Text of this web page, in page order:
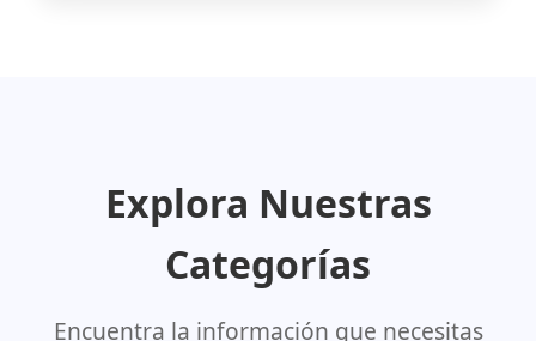
Explora Nuestras
Categorías
Encuentra la información que necesitas